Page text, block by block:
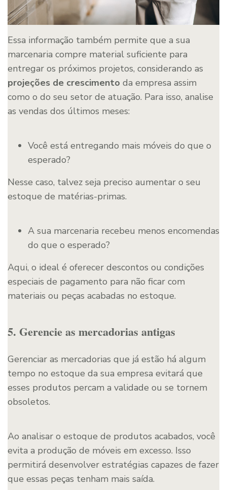
Essa informação também permite que a sua
marcenaria compre material suficiente para
entregar os próximos projetos, considerando as
projeções de crescimento da empresa assim
como o do seu setor de atuação. Para isso, analise
as vendas dos últimos meses:
Você está entregando mais móveis do que o
esperado?
Nesse caso, talvez seja preciso aumentar o seu
estoque de matérias-primas.
A sua marcenaria recebeu menos encomendas
do que o esperado?
Aqui, o ideal é oferecer descontos ou condições
especiais de pagamento para não ficar com
materiais ou peças acabadas no estoque.
5. Gerencie as mercadorias antigas
Gerenciar as mercadorias que já estão há algum
tempo no estoque da sua empresa evitará que
esses produtos percam a validade ou se tornem
obsoletos.
Ao analisar o estoque de produtos acabados, você
evita a produção de móveis em excesso. Isso
permitirá desenvolver estratégias capazes de fazer
que essas peças tenham mais saída.